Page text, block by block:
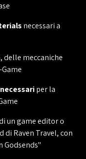
necessari a
, delle meccaniche
per la
un game editor o
Raven Travel, con
Godsends"